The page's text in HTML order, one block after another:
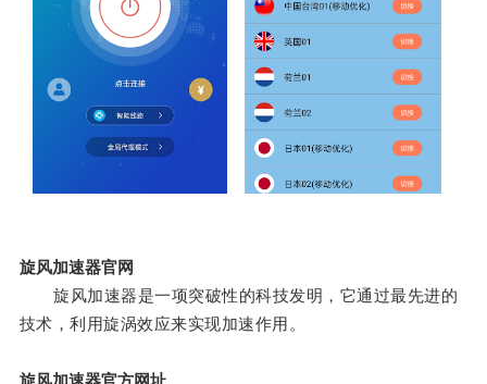
旋风加速器官网
旋风加速器是一项突破性的科技发明，它通过最先进的
技术，利用旋涡效应来实现加速作用。